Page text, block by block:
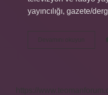
yayıncılığı, gazete/
Devamını okuyun
Fm
https://